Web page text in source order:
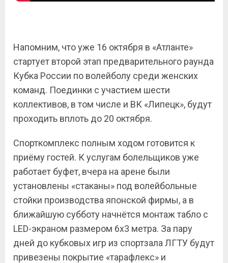
Напомним, что уже 16 октября в «Атланте»
стартует второй этап предварительного раунда
Кубка России по волейболу среди женских
команд. Поединки с участием шести
коллективов, в том числе и ВК «Липецк», будут
проходить вплоть до 20 октября.
Спорткомплекс полным ходом готовится к
приёму гостей. К услугам болельщиков уже
работает буфет, вчера на арене были
установлены «стаканы» под волейбольные
стойки производства японской фирмы, а в
ближайшую субботу начнётся монтаж табло с
LED-экраном размером 6х3 метра. За пару
дней до кубковых игр из спортзала ЛГТУ будут
привезены покрытие «тарафлекс» и